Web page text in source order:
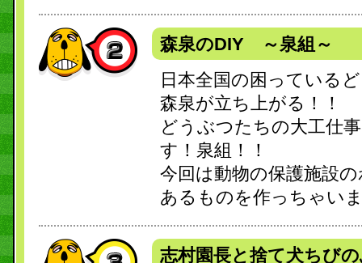
森泉のDIY ～泉組～
日本全国の困っている
森泉が立ち上がる！！
どうぶつたちの大工仕
す！泉組！！
今回は動物の保護施設
あるものを作っちゃい
志村園長と捨て犬ちび